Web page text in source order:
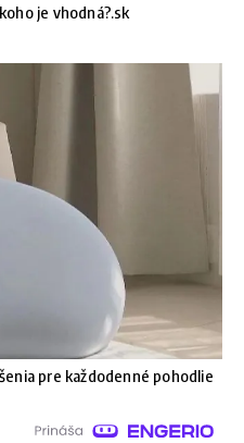
je vhodná?.sk
pre každodenné pohodlie